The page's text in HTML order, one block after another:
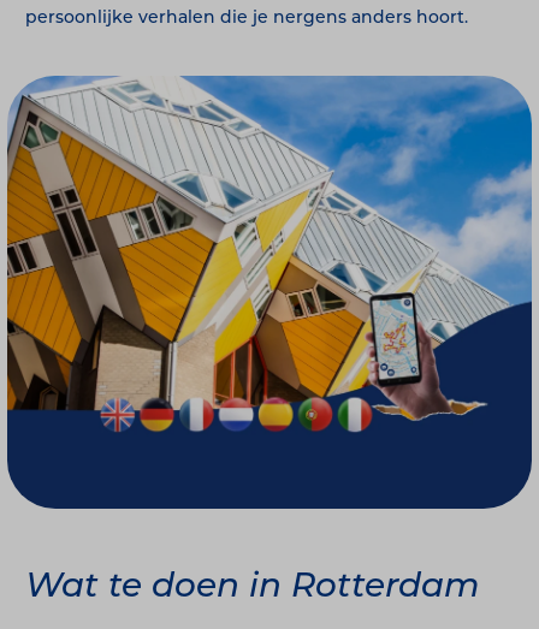
persoonlijke verhalen die je nergens anders hoort.
Wat te doen in Rotterdam